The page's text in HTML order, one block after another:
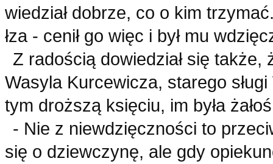
wiedział dobrze, co o kim
łza - cenił go więc i był mu
Z radością dowiedział się także,
Wasyla Kurcewicza, starego
tym droższą księciu, im była
- Nie z niewdzięczności to
się o dziewczynę, ale gdy